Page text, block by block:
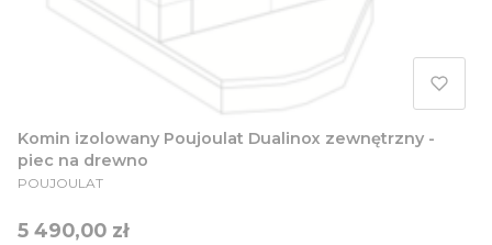
Komin izolowany Poujoulat Dualinox zewnętrzny -
piec na drewno
PRODUCENT
POUJOULAT
Cena
5 490,00 zł